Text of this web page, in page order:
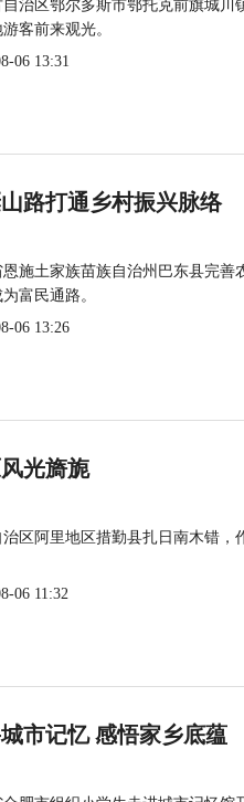
自治区鄂尔多斯市鄂托克前旗城
客前来观光。
06 13:31
路打通乡村振兴脉络
施土家族苗族自治州巴东县完
富民通路。
06 13:26
光旖旎
区阿里地区措勤县扎日南木错
06 11:32
市记忆 感悟家乡底蕴